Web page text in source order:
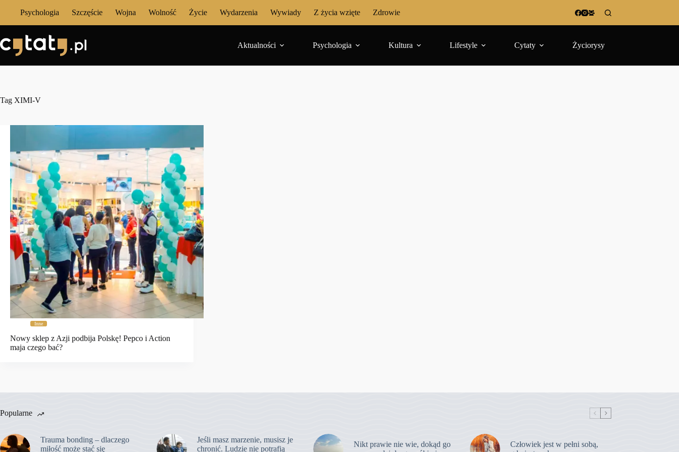
Psychologia Szczęście Wojna Wolność Życie Wydarzenia Wywiady Z życia wzięte Zdrowie
Aktualności Psychologia Kultura Lifestyle Cytaty Życiorysy
Tag XIMI-V
Inne
Nowy sklep z Azji podbija Polskę! Pepco i Action
maja czego bać?
Popularne
Trauma bonding – dlaczego
miłość może stać się
Jeśli masz marzenie, musisz je
chronić. Ludzie nie potrafią
Nikt prawie nie wie, dokąd go
Człowiek jest w pełni sobą,